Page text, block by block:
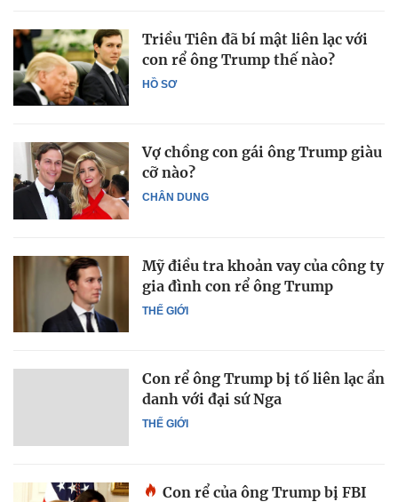
HỒ SƠ
Triều Tiên đã bí mật liên lạc với
con rể ông Trump thế nào?
CHÂN DUNG
Vợ chồng con gái ông Trump giàu
cỡ nào?
THẾ GIỚI
Mỹ điều tra khoản vay của công ty
gia đình con rể ông Trump
THẾ GIỚI
Con rể ông Trump bị tố liên lạc ẩn
danh với đại sứ Nga
Con rể của ông Trump bị FBI